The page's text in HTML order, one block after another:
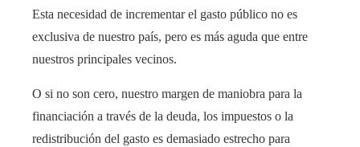
Esta necesidad de incrementar el gasto público no es
exclusiva de nuestro país, pero es más aguda que entre
nuestros principales vecinos.
O si no son cero, nuestro margen de maniobra para la
financiación a través de la deuda, los impuestos o la
redistribución del gasto es demasiado estrecho para